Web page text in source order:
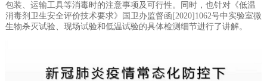
包装、运输工具等消毒时的注意事项及可行性。同时，也针对《低温
消毒剂卫生安全评价技术要求》国卫办监督函[2020]1062号中实验室微
生物杀灭试验、现场试验和低温试验的具体检测细节进行了讲解。